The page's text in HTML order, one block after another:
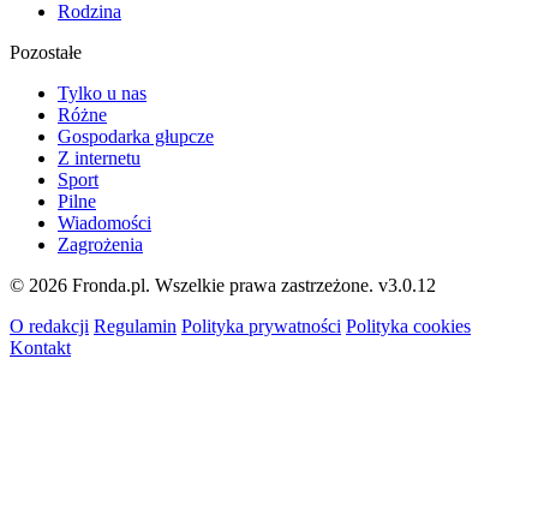
Rodzina
Pozostałe
Tylko u nas
Różne
Gospodarka głupcze
Z internetu
Sport
Pilne
Wiadomości
Zagrożenia
© 2026 Fronda.pl. Wszelkie prawa zastrzeżone. v3.0.12
O redakcji Regulamin Polityka prywatności Polityka cookies
Kontakt